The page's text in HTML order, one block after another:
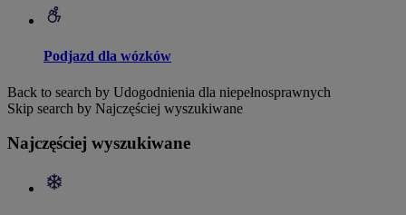
Podjazd dla wózków
Back to search by Udogodnienia dla niepełnosprawnych
Skip search by Najczęściej wyszukiwane
Najczęściej wyszukiwane